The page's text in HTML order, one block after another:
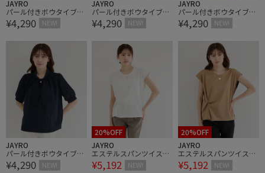
JAYRO
パール付きボウタイブラ
ウス
¥4,290 NEW!
JAYRO
パール付きボウタイブラ
ウス
¥4,290 NEW!
JAYRO
パール付きボウタイブラ
ウス
¥4,290 NEW!
JAYRO
パール付きボウタイブラ
ウス
¥4,290 NEW!
20%OFF
JAYRO
エステルスパンツイスト
プルオーバー
¥5,192 NEW!
20%OFF
JAYRO
エステルスパンツイスト
プルオーバー
¥5,192 NEW!